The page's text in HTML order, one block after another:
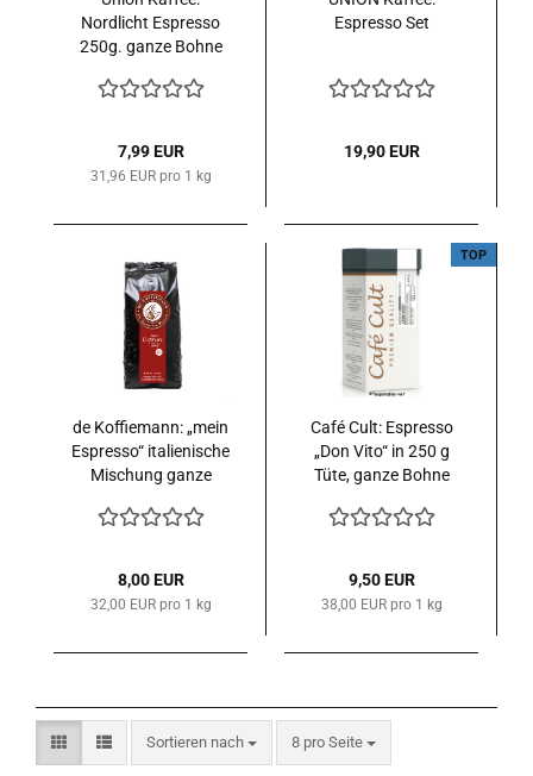
Nordlicht Espresso
250g. ganze Bohne
7,99 EUR
31,96 EUR pro 1 kg
Espresso Set
19,90 EUR
de Koffiemann: „mein
Espresso“ italienische
Mischung ganze
8,00 EUR
32,00 EUR pro 1 kg
TOP
Café Cult: Espresso
„Don Vito“ in 250 g
Tüte, ganze Bohne
9,50 EUR
38,00 EUR pro 1 kg
Sortieren nach
Sortieren nach 8 pro Seite
pro Seite